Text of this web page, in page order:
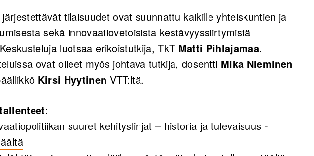
tilaisuudet ovat suunnattu kaikille yhteiskuntien ja
sekä innovaatiovetoisista kestävyyssiirtymistä
luotsaa erikoistutkija, TkT Matti Pihlajamaa.
ovat olleet myös johtava tutkija, dosentti Mika Nieminen
Kirsi Hyytinen VTT:ltä.
:
suuret kehityslinjat – historia ja tulevaisuus -